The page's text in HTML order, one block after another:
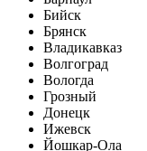
Бийск
Брянск
Владикавказ
Волгоград
Вологда
Грозный
Донецк
Ижевск
Йошкар-Ола